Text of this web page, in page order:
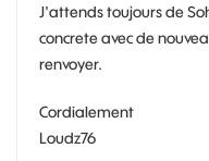
J'attends toujours de
concrete avec de
renvoyer.
Cordialement
Loudz76